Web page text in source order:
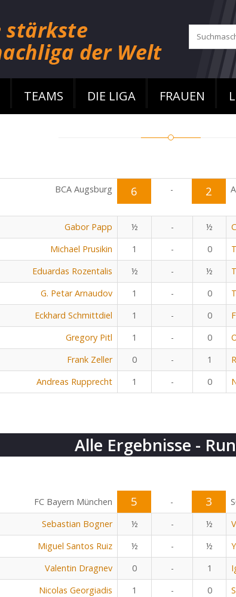
TEAMS DIE LIGA FRAUEN
BCA Augsburg 6 - 2
Gabor Papp ½ - ½
Michael Prusikin 1 - 0
Eduardas Rozentalis ½ - ½
G. Petar Arnaudov 1 - 0
Eckhard Schmittdiel 1 - 0
Gregory Pitl 1 - 0
Frank Zeller 0 - 1
Andreas Rupprecht 1 - 0
Alle Ergebnisse -
FC Bayern München 5 - 3
Sebastian Bogner ½ - ½
Miguel Santos Ruiz ½ - ½
Valentin Dragnev 0 - 1
Nicolas Georgiadis 1 - 0